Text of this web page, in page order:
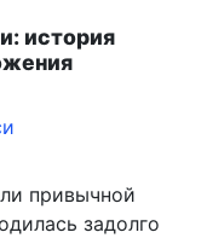
история
привычной
задолго